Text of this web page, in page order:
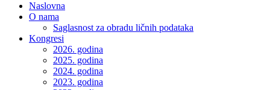
Naslovna
O nama
Saglasnost za obradu ličnih podataka
Kongresi
2026. godina
2025. godina
2024. godina
2023. godina